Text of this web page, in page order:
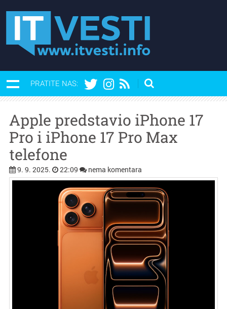
PRATITE NAS:
Apple predstavio iPhone 17
Pro i iPhone 17 Pro Max
telefone
9. 9. 2025. 22:09 nema komentara